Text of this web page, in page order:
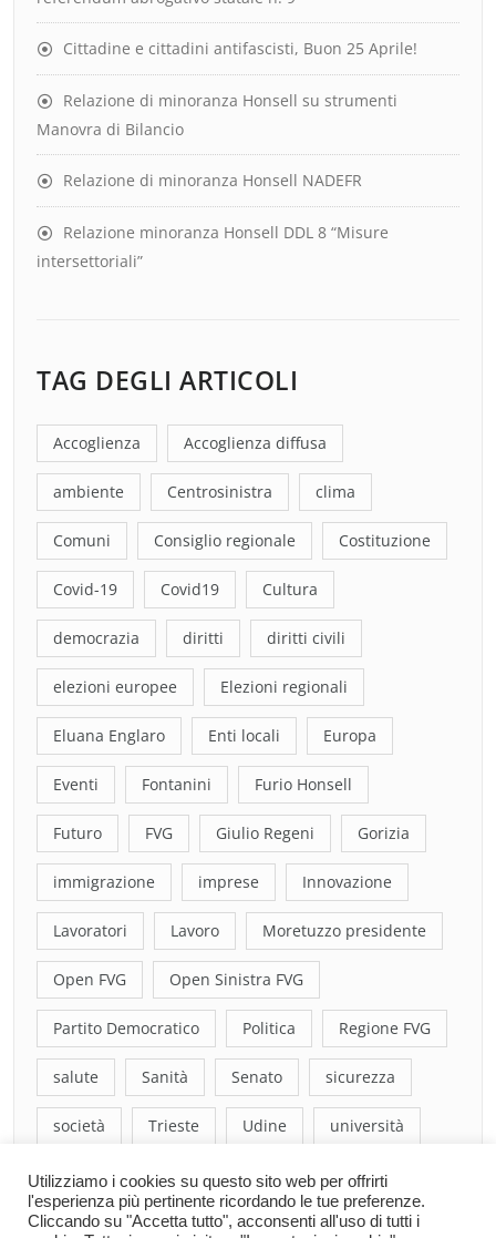
Cittadine e cittadini antifascisti, Buon 25 Aprile!
Relazione di minoranza Honsell su strumenti
Manovra di Bilancio
Relazione di minoranza Honsell NADEFR
Relazione minoranza Honsell DDL 8 “Misure
intersettoriali”
TAG DEGLI ARTICOLI
Accoglienza Accoglienza diffusa
ambiente Centrosinistra clima
Comuni Consiglio regionale Costituzione
Covid-19 Covid19 Cultura
democrazia diritti diritti civili
elezioni europee Elezioni regionali
Eluana Englaro Enti locali Europa
Eventi Fontanini Furio Honsell
Futuro FVG Giulio Regeni Gorizia
immigrazione imprese Innovazione
Lavoratori Lavoro Moretuzzo presidente
Open FVG Open Sinistra FVG
Partito Democratico Politica Regione FVG
salute Sanità Senato sicurezza
società Trieste Udine università
Utilizziamo i cookies su questo sito web per offrirti
l'esperienza più pertinente ricordando le tue preferenze.
Cliccando su "Accetta tutto", acconsenti all'uso di tutti i